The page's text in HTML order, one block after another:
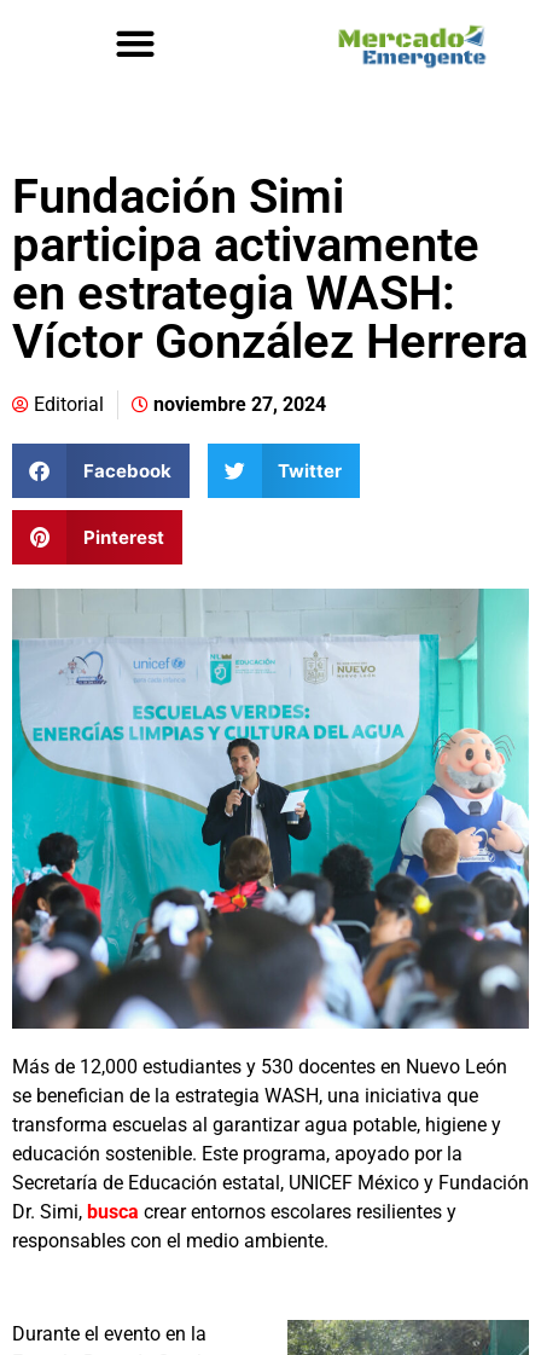
Fundación Simi
participa activamente
en estrategia WASH:
Víctor González Herrera
Editorial noviembre 27, 2024
Facebook Twitter
Pinterest
Más de 12,000 estudiantes y 530 docentes en Nuevo León
se benefician de la estrategia WASH, una iniciativa que
transforma escuelas al garantizar agua potable, higiene y
educación sostenible. Este programa, apoyado por la
Secretaría de Educación estatal, UNICEF México y Fundación
Dr. Simi, busca crear entornos escolares resilientes y
responsables con el medio ambiente.
Durante el evento en la